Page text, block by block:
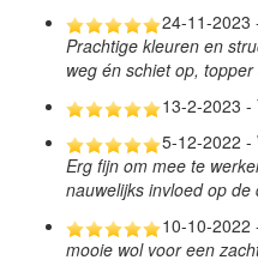
24-11-2023
Prachtige kleuren en
weg én schiet op, topper
13-2-2023 -
5-12-2022 -
Erg fijn om mee te
nauwelijks invloed op de
10-10-2022
mooie wol voor een